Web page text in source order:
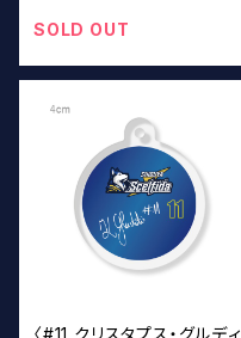
SOLD OUT
〈#11 クリスタプス・グルディ